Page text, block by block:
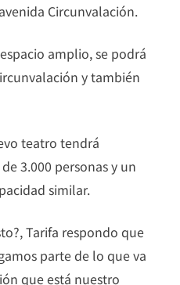
Circunvalación.
amplio, se podrá
y también
teatro tendrá
3.000 personas y un
similar.
Tarifa respondo que
parte de lo que va
que está nuestro